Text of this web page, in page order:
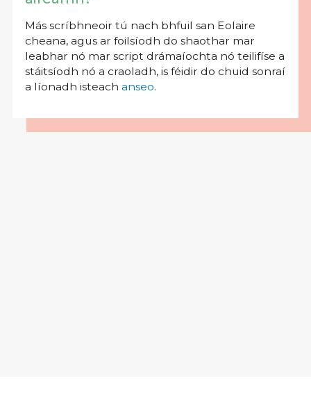
Más scríbhneoir tú nach bhfuil san Eolaire
cheana, agus ar foilsíodh do shaothar mar
leabhar nó mar script drámaíochta nó teilifíse a
stáitsíodh nó a craoladh, is féidir do chuid sonraí
a líonadh isteach anseo.